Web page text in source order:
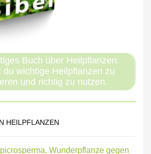
Buch über Heilpflanzen.
du wichtige Heilpflanzen zu
und richtig zu nutzen.
HEILPFLANZEN
Wunderpflanze gegen